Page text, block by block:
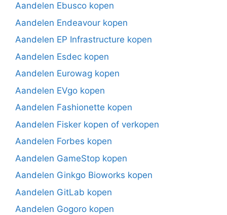
Aandelen Ebusco kopen
Aandelen Endeavour kopen
Aandelen EP Infrastructure kopen
Aandelen Esdec kopen
Aandelen Eurowag kopen
Aandelen EVgo kopen
Aandelen Fashionette kopen
Aandelen Fisker kopen of verkopen
Aandelen Forbes kopen
Aandelen GameStop kopen
Aandelen Ginkgo Bioworks kopen
Aandelen GitLab kopen
Aandelen Gogoro kopen